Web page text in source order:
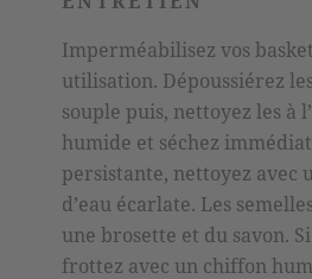
Imperméabilisez vos
utilisation. Dépoussiérez les
souple puis, nettoyez les à
humide et séchez
persistante, nettoyez avec
d’eau écarlate. Les
une brosette et du savon.
frottez avec un chiffon